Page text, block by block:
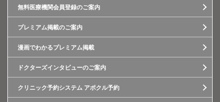
無料医療機関会員登録のご案内
プレミアム掲載のご案内
漫画でわかるプレミアム掲載
ドクターズインタビューのご案内
クリニック予約システム アポクル予約